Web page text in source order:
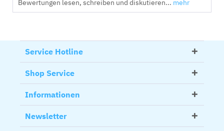
Bewertungen lesen, schreiben und diskutieren... mehr
Service Hotline
Shop Service
Informationen
Newsletter